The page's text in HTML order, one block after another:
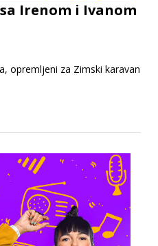
Irenom i Ivanom
opremljeni za Zimski karavan